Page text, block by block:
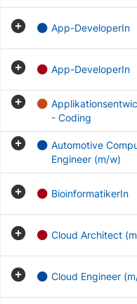
App-DeveloperIn
App-DeveloperIn
- Coding
Automotive
Engineer (m/w)
BioinformatikerIn
Cloud Architect
Cloud Engineer